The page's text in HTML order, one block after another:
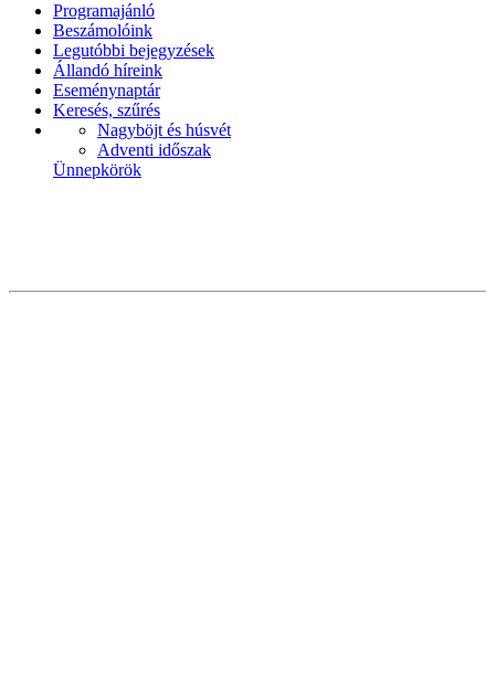
Programajánló
Beszámolóink
Legutóbbi bejegyzések
Állandó híreink
Eseménynaptár
Keresés, szűrés
Nagyböjt és húsvét
Adventi időszak
Ünnepkörök